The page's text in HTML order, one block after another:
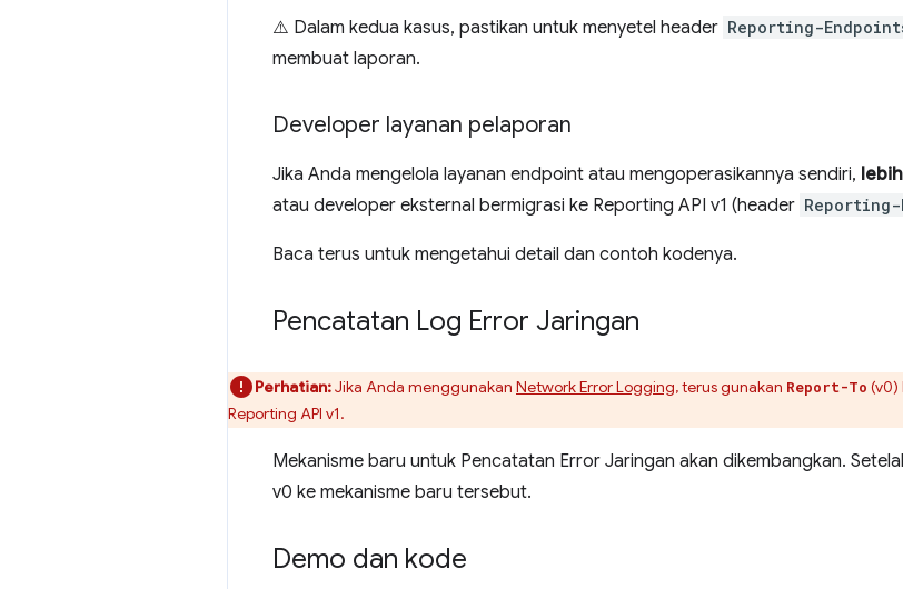
⚠️ Dalam kedua kasus, pastikan untuk menyetel header Reporting-
membuat laporan.
Developer layanan pelaporan
Jika Anda mengelola layanan endpoint atau mengoperasikannya sendiri,
atau developer eksternal bermigrasi ke Reporting API v1 (header
Baca terus untuk mengetahui detail dan contoh kodenya.
Pencatatan Log Error Jaringan
Perhatian:Jika Anda menggunakan Network Error Logging, terus gunakan Report-To (v0)
Reporting API v1.
Mekanisme baru untuk Pencatatan Error Jaringan akan dikembangkan.
v0 ke mekanisme baru tersebut.
Demo dan kode